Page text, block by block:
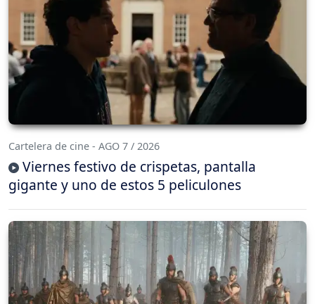
Cartelera de cine - AGO 7 / 2026
Viernes festivo de crispetas, pantalla
gigante y uno de estos 5 peliculones